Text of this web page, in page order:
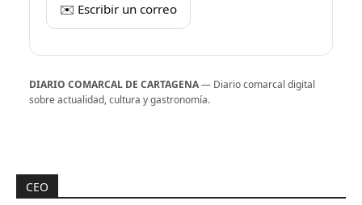
✉️ Escribir un correo
DIARIO COMARCAL DE CARTAGENA— Diario comarcal digital
sobre actualidad, cultura y gastronomía.
CEO